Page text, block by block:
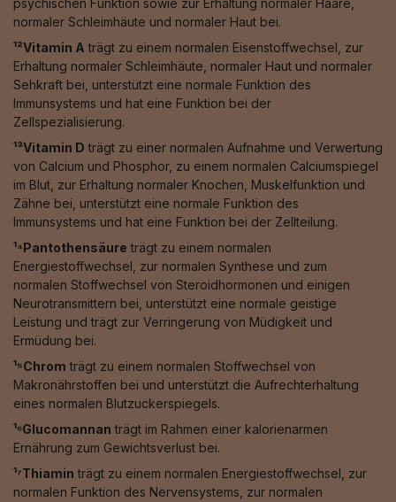
psychischen Funktion sowie zur Erhaltung normaler Haare,
normaler Schleimhäute und normaler Haut bei.
¹²Vitamin A trägt zu einem normalen Eisenstoffwechsel, zur
Erhaltung normaler Schleimhäute, normaler Haut und normaler
Sehkraft bei, unterstützt eine normale Funktion des
Immunsystems und hat eine Funktion bei der
Zellspezialisierung.
¹³Vitamin D trägt zu einer normalen Aufnahme und Verwertung
von Calcium und Phosphor, zu einem normalen Calciumspiegel
im Blut, zur Erhaltung normaler Knochen, Muskelfunktion und
Zähne bei, unterstützt eine normale Funktion des
Immunsystems und hat eine Funktion bei der Zellteilung.
¹⁴Pantothensäure trägt zu einem normalen
Energiestoffwechsel, zur normalen Synthese und zum
normalen Stoffwechsel von Steroidhormonen und einigen
Neurotransmittern bei, unterstützt eine normale geistige
Leistung und trägt zur Verringerung von Müdigkeit und
Ermüdung bei.
¹⁵Chrom trägt zu einem normalen Stoffwechsel von
Makronährstoffen bei und unterstützt die Aufrechterhaltung
eines normalen Blutzuckerspiegels.
¹⁶Glucomannan trägt im Rahmen einer kalorienarmen
Ernährung zum Gewichtsverlust bei.
¹⁷Thiamin trägt zu einem normalen Energiestoffwechsel, zur
normalen Funktion des Nervensystems, zur normalen